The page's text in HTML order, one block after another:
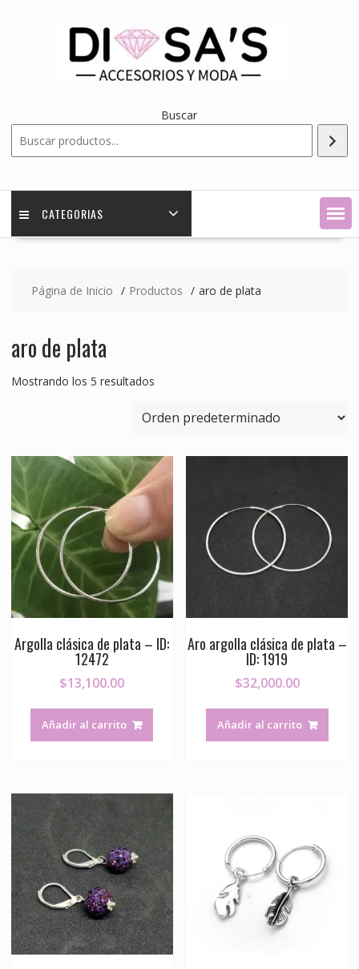
Buscar
CATEGORIAS
Página de Inicio Productos aro de plata
aro de plata
Mostrando los 5 resultados
Argolla clásica de plata – ID:
12472
$13,100.00
Añadir al carrito
Aro argolla clásica de plata –
ID: 1919
$32,000.00
Añadir al carrito